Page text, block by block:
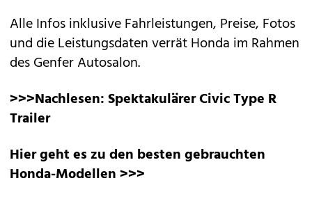
Alle Infos inklusive Fahrleistungen, Preise, Fotos
und die Leistungsdaten verrät Honda im Rahmen
des Genfer Autosalon.
>>>Nachlesen:Spektakulärer Civic Type R
Trailer
Hier geht es zu den besten gebrauchten
Honda-Modellen >>>